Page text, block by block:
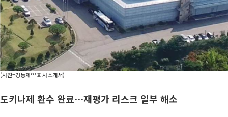
(사진=경동제약 회사소개서)
도키나제 환수 완료…재평가 리스크 일부 해소